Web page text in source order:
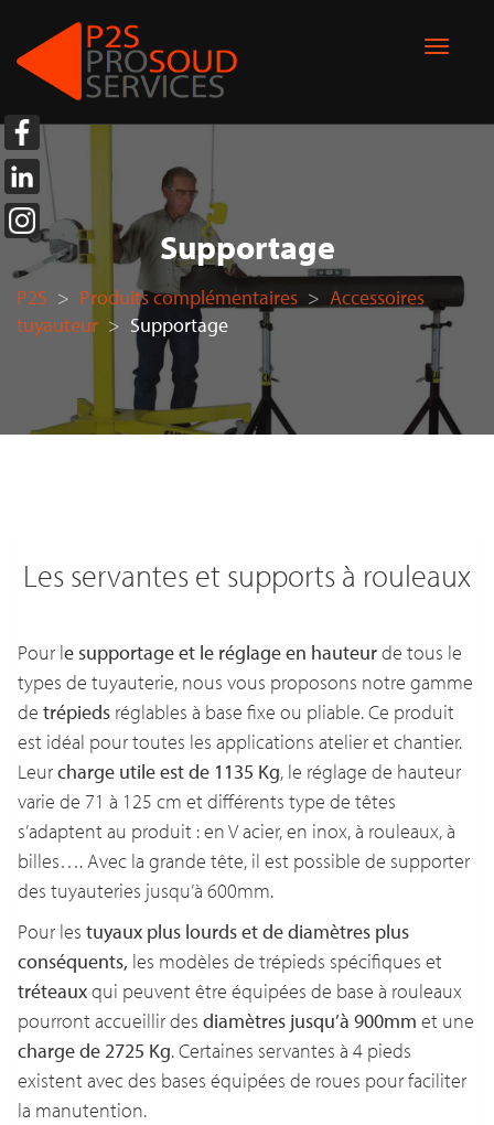
Supportage
P2S > Produits complémentaires > Accessoires
tuyauteur > Supportage
Les servantes et supports à rouleaux
Pour le supportage et le réglage en hauteurde tous le
types de tuyauterie, nous vous proposons notre gamme
de trépieds réglables à base fixe ou pliable. Ce produit
est idéal pour toutes les applications atelier et chantier.
Leurcharge utile est de 1135 Kg, le réglage de hauteur
varie de 71 à 125 cm et différents type de têtes
s’adaptent au produit : en V acier, en inox, à rouleaux, à
billes…. Avec la grande tête, il est possible de supporter
des tuyauteries jusqu’à 600mm.
Pour les tuyaux plus lourds et de diamètres plus
conséquents, les modèles de trépieds spécifiques et
tréteauxqui peuvent être équipées de base à rouleaux
pourront accueillir des diamètres jusqu’à 900mm et une
charge de 2725 Kg. Certaines servantes à 4 pieds
existent avec des bases équipées de roues pour faciliter
la manutention.